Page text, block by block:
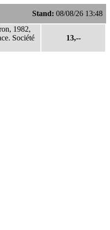
Stand: 08/08/26 13:48
1982,
Société
13,--